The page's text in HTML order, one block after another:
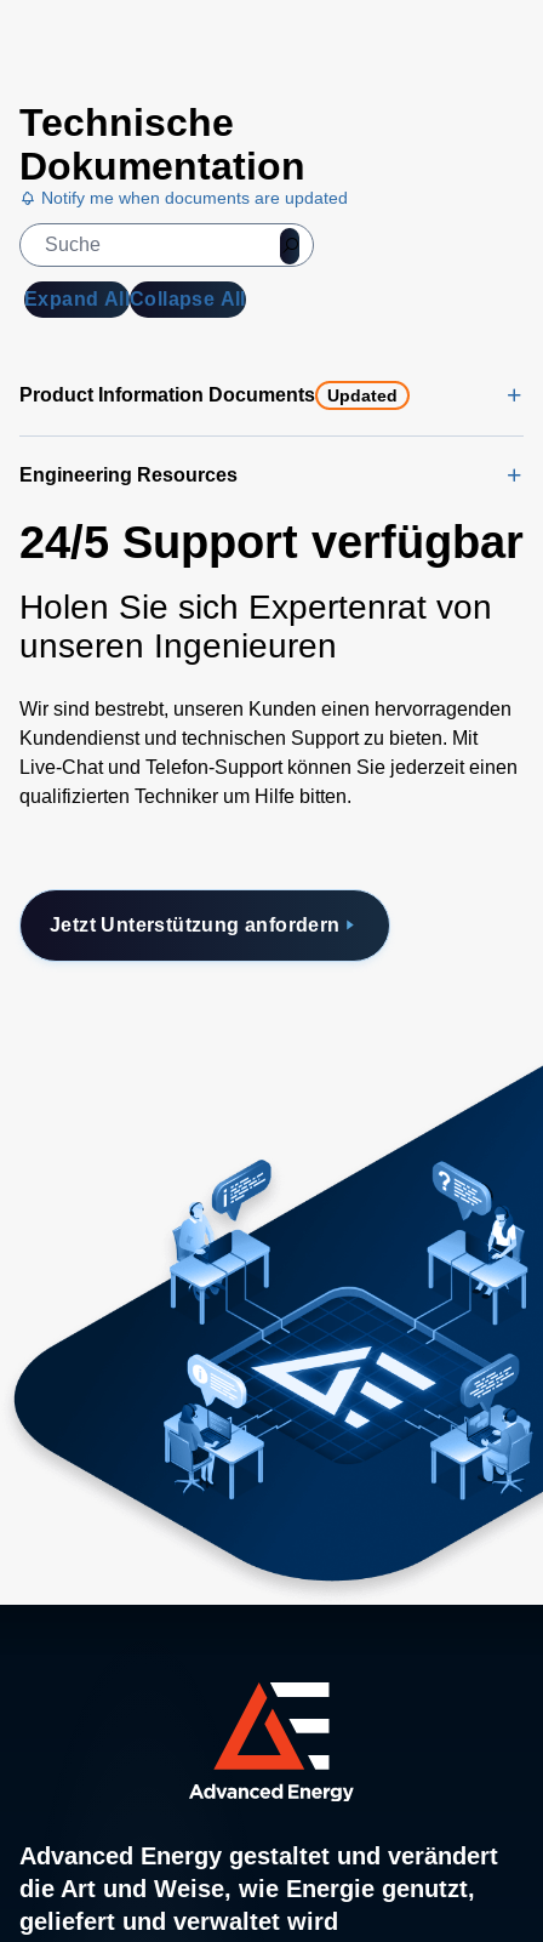
Technische
Dokumentation
Notify me when documents are updated
Expand AllCollapse All
Product Information Documents Updated
Engineering Resources
24/5 Support verfügbar
Holen Sie sich Expertenrat von
unseren Ingenieuren
Wir sind bestrebt, unseren Kunden einen hervorragenden
Kundendienst und technischen Support zu bieten. Mit
Live-Chat und Telefon-Support können Sie jederzeit einen
qualifizierten Techniker um Hilfe bitten.
Jetzt Unterstützung anfordern
Advanced Energy gestaltet und verändert
die Art und Weise, wie Energie genutzt,
geliefert und verwaltet wird